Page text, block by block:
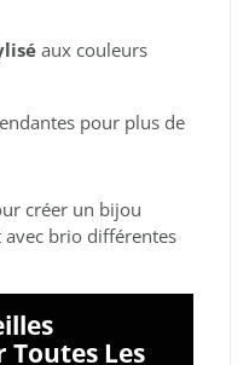
aux couleurs
pour plus de
créer un bijou
brio différentes
Toutes Les